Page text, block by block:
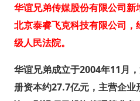
华谊兄弟传媒股份有限公司
北京泰睿飞克科技有限公司
级人民法院。
华谊兄弟成立于2004年11月
册资本约27.7亿元，主营企